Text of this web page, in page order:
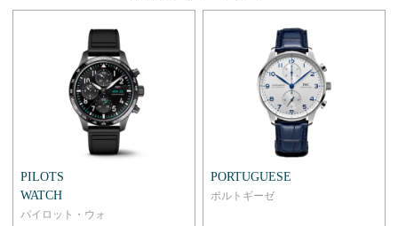
PILOTS
WATCH
パイロット・ウォ
PORTUGUESE
ポルトギーゼ